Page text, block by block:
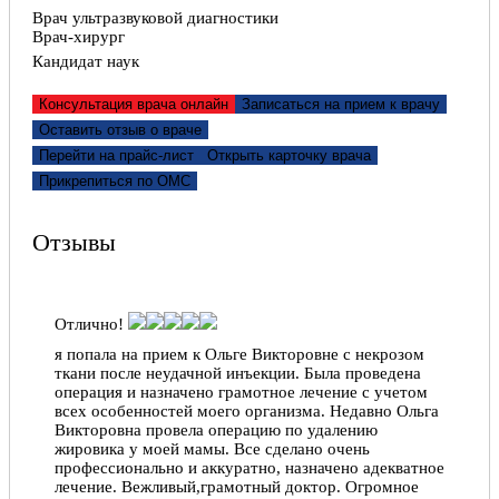
нашему отцу. Отдельное спасибо Вам, Юлия
Алексеевна, за внимательное,чуткое отношение к
пациенту!
Прохорова Ольга Алексеевна, 06.11.2018
Отлично!
Юлия Алексеевна, спасибо за ваш нелегкий труд!
проведенной Вами и Вашей ассистенткой я теперь
однозначно перестала бояться. Все прошло
Врач ультразвуковой диагностики
Врач-хирург
Кандидат наук
Консультация врача онлайн
Записаться на прием к врачу
Оставить отзыв о враче
Перейти на прайс-лист
Открыть карточку врача
Прикрепиться по ОМС
Отзывы
Отлично!
я попала на прием к Ольге Викторовне с некрозом
ткани после неудачной инъекции. Была проведена
операция и назначено грамотное лечение с учетом
всех особенностей моего организма. Недавно Ольга
Викторовна провела операцию по удалению
жировика у моей мамы. Все сделано очень
профессионально и аккуратно, назначено адекватное
лечение. Вежливый,грамотный доктор. Огромное